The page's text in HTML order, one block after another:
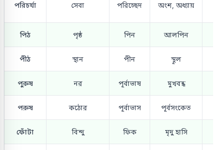
পরিচর্যা সেবা পরিচ্ছেদ অংশ, অধ্যায়
পিঠ পৃষ্ঠ পিন আলপিন
পীঠ স্থান পীন স্থূল
পুরুষ নর পূর্বাভাষ মুখবন্ধ
পরুষ কঠোর পূর্বাভাস পূর্বসংকেত
ফোঁটা বিন্দু ফিক মৃদু হাসি